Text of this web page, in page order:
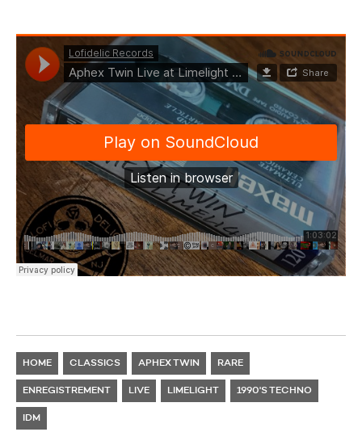
HOME CLASSICS APHEX TWIN RARE
ENREGISTREMENT LIVE LIMELIGHT 1990'S TECHNO
IDM